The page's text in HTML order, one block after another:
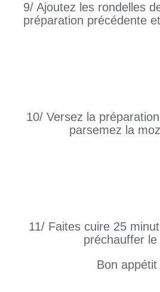
9/ Ajoutez les rondelles
préparation précédente
10/ Versez la
parsemez la
11/ Faites cuire 25
préchauffer le
Bon appétit